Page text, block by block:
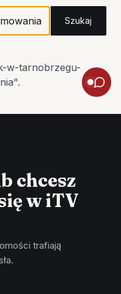
Szukaj
w-tarnobrzegu-
".
chcesz
w iTV
trafiają